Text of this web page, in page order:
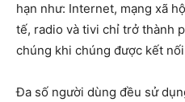
hạn như: Internet, mạng xã
tế, radio và tivi chỉ trở thành
chúng khi chúng được kết
Đa số người dùng đều sử